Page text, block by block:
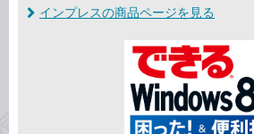
インプレスの商品ページを見る